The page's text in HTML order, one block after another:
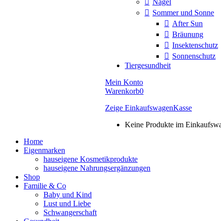
Sommer und Sonne
After Sun
Bräunung
Insektenschutz
Sonnenschutz
Tiergesundheit
Mein Konto
Warenkorb0
Zeige EinkaufswagenKasse
Keine Produkte im
Home
Eigenmarken
hauseigene Kosmetikprodukte
hauseigene Nahrungsergänzungen
Shop
Familie & Co
Baby und Kind
Lust und Liebe
Schwangerschaft